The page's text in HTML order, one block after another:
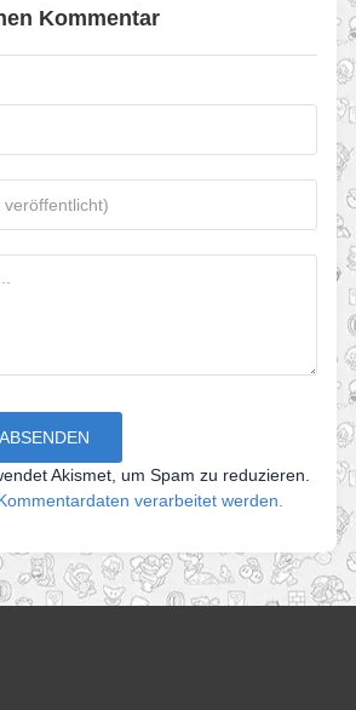
Kommentar
Akismet, um Spam zu reduzieren.
verarbeitet werden.